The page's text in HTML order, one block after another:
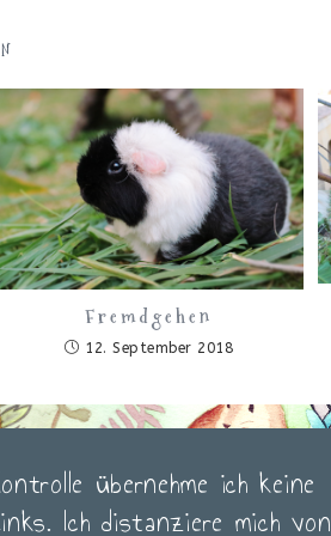
Fremdgehen
12. September 2018
übernehme ich keine
Ich distanziere mich von